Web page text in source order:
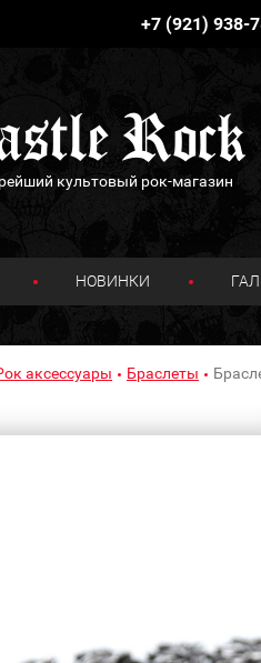
+7 (921) 938-
культовый рок-магазин
НОВИНКИ
аксессуары Браслеты